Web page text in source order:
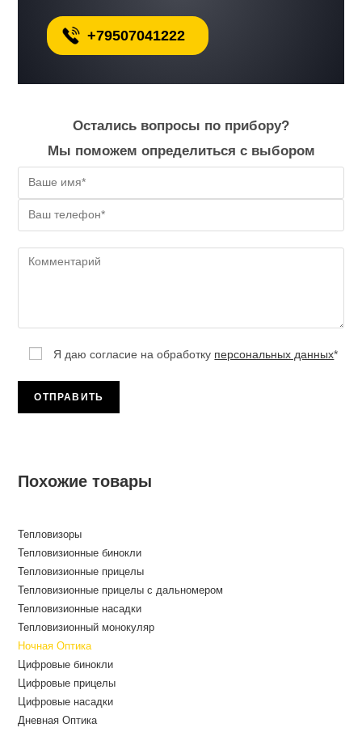
+79507041222
Остались вопросы по прибору?
Мы поможем определиться с выбором
Я даю согласие на обработку персональных данных*
Похожие товары
Тепловизоры
Тепловизионные бинокли
Тепловизионные прицелы
Тепловизионные прицелы с дальномером
Тепловизионные насадки
Тепловизионный монокуляр
Ночная Оптика
Цифровые бинокли
Цифровые прицелы
Цифровые насадки
Дневная Оптика